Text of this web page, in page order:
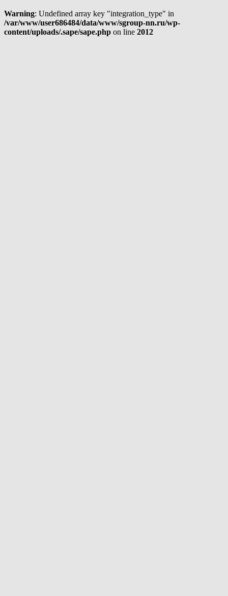
Warning: Undefined array key "integration_type" in
/var/www/user686484/data/www/sgroup-nn.ru/wp-
content/uploads/.sape/sape.php on line 2012